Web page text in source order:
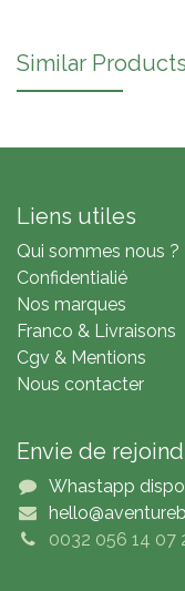
Similar Products
Liens utiles
Qui sommes nous ?
Confidentialié
Nos marques
Franco & Livraisons
Cgv & Mentions
Nous contacter
Envie de
Whastapp
0032 056 14 07